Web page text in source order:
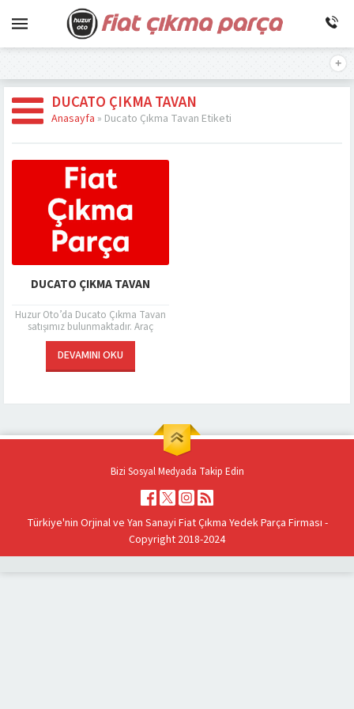
DUCATO ÇIKMA TAVAN
Anasayfa » Ducato Çıkma Tavan Etiketi
DUCATO ÇIKMA TAVAN
Huzur Oto’da Ducato Çıkma Tavan
satışımız bulunmaktadır. Araç
sahiplerinin en çok tercih ettiği
firmalardan birisi Fiat Oto grubudur.
Çeşitli imkanlar...
DEVAMINI OKU
Bizi Sosyal Medyada Takip Edin
Türkiye'nin Orjinal ve Yan Sanayi Fiat Çıkma Yedek Parça Firması -
Copyright 2018-2024